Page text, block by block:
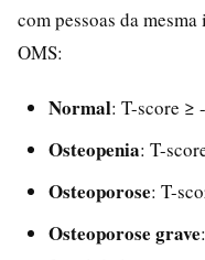
com pessoas da
OMS:
Normal: T-score ≥
Osteopenia: T-
Osteoporose: T-
Osteoporose grave